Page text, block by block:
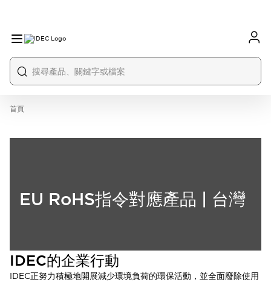
首頁
EU RoHS指令對應產品 | 台灣
IDEC的企業行動
IDEC正努力積極地開展減少環境負荷的環保活動，並全面廢除使用